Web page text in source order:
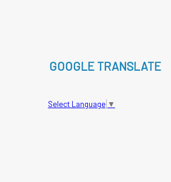
GOOGLE TRANSLATE
Select Language ▼